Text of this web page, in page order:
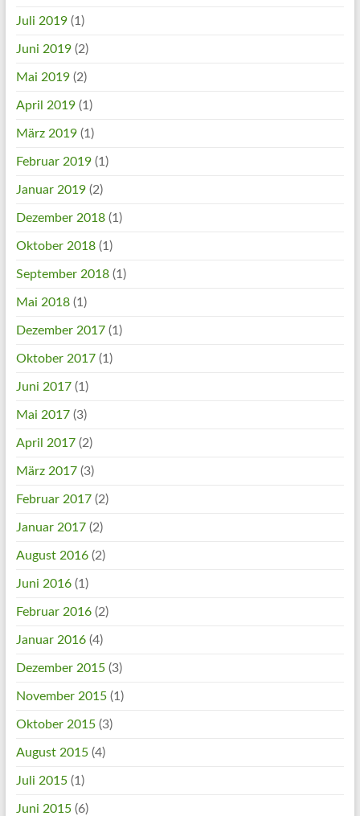
Juli 2019(1)
Juni 2019(2)
Mai 2019(2)
April 2019(1)
März 2019(1)
Februar 2019(1)
Januar 2019(2)
Dezember 2018(1)
Oktober 2018(1)
September 2018(1)
Mai 2018(1)
Dezember 2017(1)
Oktober 2017(1)
Juni 2017(1)
Mai 2017(3)
April 2017(2)
März 2017(3)
Februar 2017(2)
Januar 2017(2)
August 2016(2)
Juni 2016(1)
Februar 2016(2)
Januar 2016(4)
Dezember 2015(3)
November 2015(1)
Oktober 2015(3)
August 2015(4)
Juli 2015(1)
Juni 2015(6)